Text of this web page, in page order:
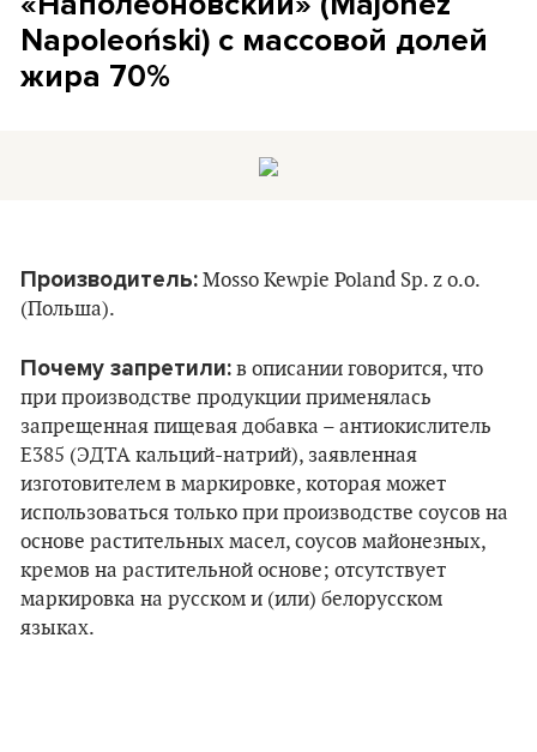
Napoleoński) с массовой долей
жира 70%
Производитель: Mosso Kewpie Poland Sp. z о.o.
(Польша).
Почему запретили: в описании говорится, что
при производстве продукции применялась
запрещенная пищевая добавка – антиокислитель
Е385 (ЭДТА кальций-натрий), заявленная
изготовителем в маркировке, которая может
использоваться только при производстве соусов на
основе растительных масел, соусов майонезных,
кремов на растительной основе; отсутствует
маркировка на русском и (или) белорусском
языках.